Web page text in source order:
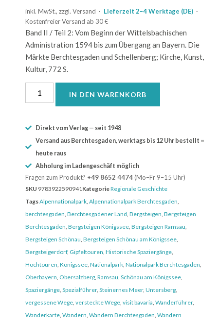
inkl. MwSt., zzgl. Versand · Lieferzeit 2–4 Werktage (DE) ·
Kostenfreier Versand ab 30 €
Band II / Teil 2: Vom Beginn der Wittelsbachischen
Administration 1594 bis zum Übergang an Bayern. Die
Märkte Berchtesgaden und Schellenberg; Kirche, Kunst,
Kultur, 772 S.
IN DEN WARENKORB
Direkt vom Verlag — seit 1948
Versand aus Berchtesgaden, werktags bis 12 Uhr bestellt =
heute raus
Abholung im Ladengeschäft möglich
Fragen zum Produkt? +49 8652 4474(Mo–Fr 9–15 Uhr)
SKU 9783922590941 KategorieRegionale Geschichte
TagsAlpennationalpark Alpennationalpark Berchtesgaden
berchtesgaden Berchtesgadener Land Bergsteigen Bergsteigen
Berchtesgaden Bergsteigen Königssee Bergsteigen Ramsau
Bergsteigen Schönau Bergsteigen Schönau am Königssee
Bergsteigerdorf, Gipfeltouren Historische Spaziergänge
Hochtouren Königssee Nationalpark Nationalpark Berchtesgaden
Oberbayern Obersalzberg Ramsau Schönau am Königssee
Spaziergänge Spezialführer, Steinernes Meer, Untersberg
vergessene Wege versteckte Wege visit bavaria Wanderführer,
Wanderkarte Wandern Wandern Berchtesgaden Wandern